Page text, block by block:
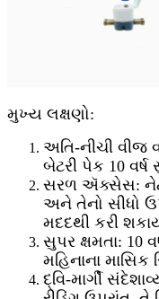
મુખ્ય લક્ષણો:
અતિ-નીચી વીજ
બેટરી પેક 10
સરળ ઍક્સેસ:
અને તેનો સીધો
મદદથી કરી
સુપર ક્ષમતા: 10
મહિનાના માસિક
દ્વિ-માર્ગી